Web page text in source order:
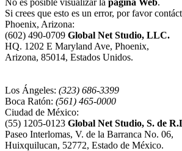
Si crees que esto es un error, por favor
Phoenix, Arizona:
(602) 490-0709 Global Net Studio, LLC.
HQ. 1202 E Maryland Ave, Phoenix,
Arizona, 85014, Estados Unidos.
Los Ángeles: (323) 686-3399
Boca Ratón: (561) 465-0000
Ciudad de México:
(55) 1205-0123 Global Net Studio, S. de
Paseo Interlomas, V. de la Barranca No. 06,
Huixquilucan, 52772, Estado de México.